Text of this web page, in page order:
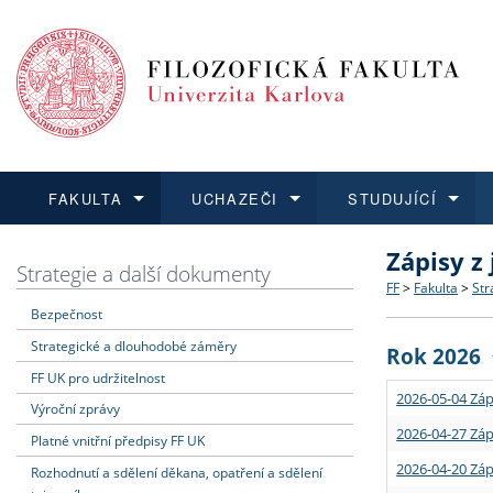
FAKULTA
Dozvědět se více
Struktura
Strategie
Podpora
UCHAZEČI
Podat přihlášku
Co
Učitelské
STUDUJÍCÍ
Dozvědět se více
Rigorózní
Dozvědět se více
O vědě a
Granty a
Dozvědět se více
Aktuální
Strategie a další dokumenty
Bezpečnost
Strategické a dlouhodobé záměry
FF UK pro udržitelnost
Výroční zprávy
Platné vnitřní předpisy FF UK
Rozhodnutí a sdělení děkana, opatření a sdělení
Zápisy
FF > Fakulta >
Rok 2026
2026-05-04
2026-04-27
2026-04-20